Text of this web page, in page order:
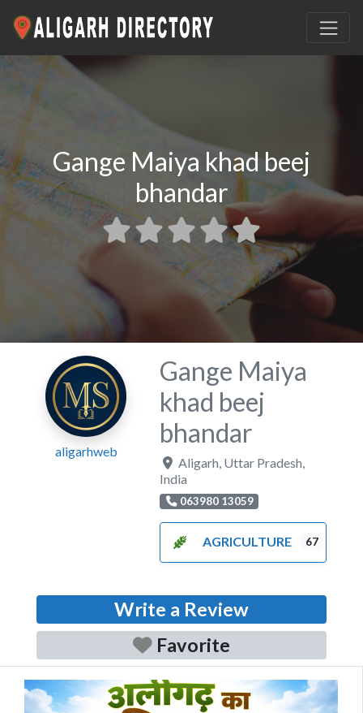
Gange Maiya khad beej
bhandar
aligarhweb
Gange Maiya
khad beej
bhandar
Aligarh Uttar Pradesh
India
063980 13059
AGRICULTURE 67
Write a Review
Favorite